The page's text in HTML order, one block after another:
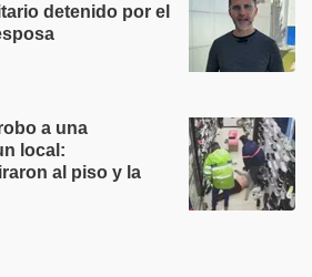
detenido por el
a una
local:
al piso y la